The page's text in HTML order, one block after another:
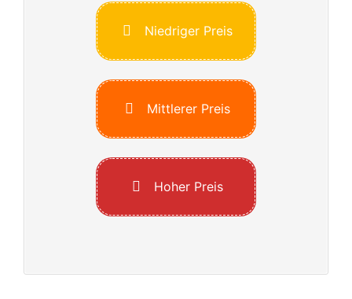
Niedriger Preis
Mittlerer Preis
Hoher Preis